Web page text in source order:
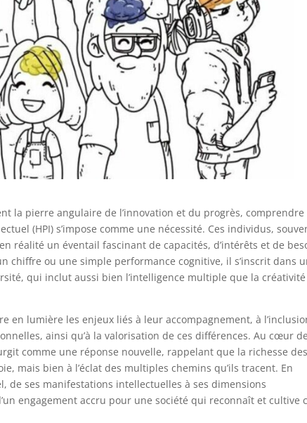
la pierre angulaire de l’innovation et du progrès, comprendre
(HPI) s’impose comme une nécessité. Ces individus,
réalité un éventail fascinant de capacités, d’intérêts et de
chiffre ou une simple performance cognitive, il s’inscrit dans
qui inclut aussi bien l’intelligence multiple que la
en lumière les enjeux liés à leur accompagnement, à
ainsi qu’à la valorisation de ces différences. Au cœur
comme une réponse nouvelle, rappelant que la richesse
mais bien à l’éclat des multiples chemins qu’ils tracent. En
de ses manifestations intellectuelles à ses dimensions
engagement accru pour une société qui reconnaît et cultive